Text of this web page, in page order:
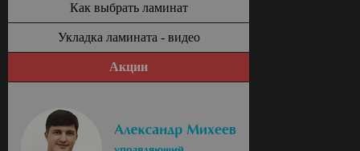
Как выбрать ламинат
Укладка ламината - видео
Акции